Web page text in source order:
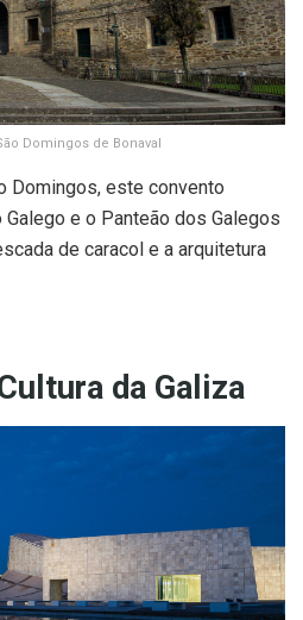
Domingos de Bonaval
Domingos, este convento
e o Panteão dos Galegos
de caracol e a arquitetura
da Galiza